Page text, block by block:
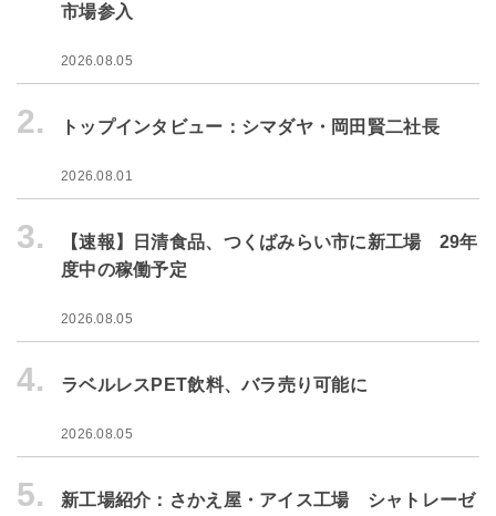
市場参入
2026.08.05
2. トップインタビュー：シマダヤ・岡田賢二社長
2026.08.01
3.
【速報】日清食品、つくばみらい市に新工場 29年
度中の稼働予定
2026.08.05
4. ラベルレスPET飲料、バラ売り可能に
2026.08.05
5.
新工場紹介：さかえ屋・アイス工場 シャトレーゼ